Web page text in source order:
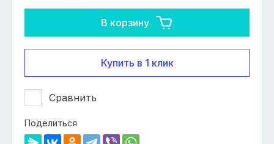
В корзину
Купить в 1 клик
Сравнить
Поделиться